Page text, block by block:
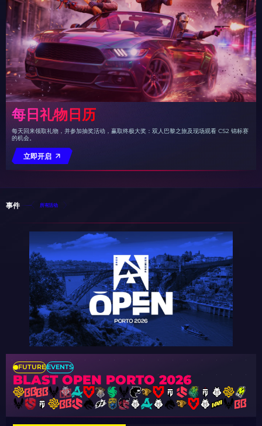
每日礼物日历
每天回来领取礼物，并参加抽奖活动，赢取终极大奖：双人巴黎之旅及现场观看 CS2 锦标赛
的机会。
立即开启
事件 所有活动
FUTUREEVENTS
BLAST OPEN PORTO 2026